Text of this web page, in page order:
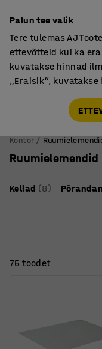
Pärnu mnt 158,
6,
Kontor
Ruumielemendid
Kellad (8)
75 toodet
Palun tee valik
Tere tulemas AJ
ettevõtteid kui ka
kuvatakse hinnad
„Eraisik“,